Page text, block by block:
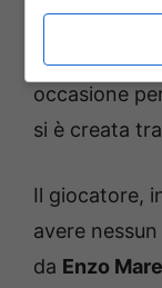
centrale di
gennaio può
occasione
si è creata
Il giocatore,
avere
da Enzo